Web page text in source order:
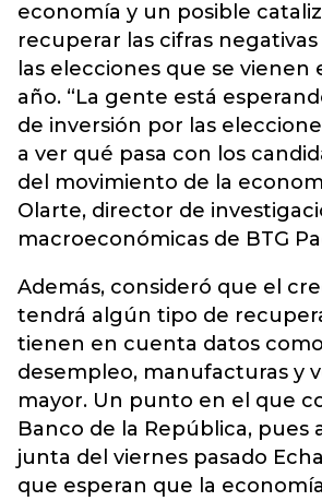
economía y un posible
recuperar las cifras
las elecciones que se vienen
año. “La gente está
de inversión por las
a ver qué pasa con los
del movimiento de la
Olarte, director de
macroeconómicas de BTG
Además, consideró que el
tendrá algún tipo de
tienen en cuenta datos como
desempleo, manufacturas y
mayor. Un punto en el que
Banco de la República, pues
junta del viernes pasado
que esperan que la